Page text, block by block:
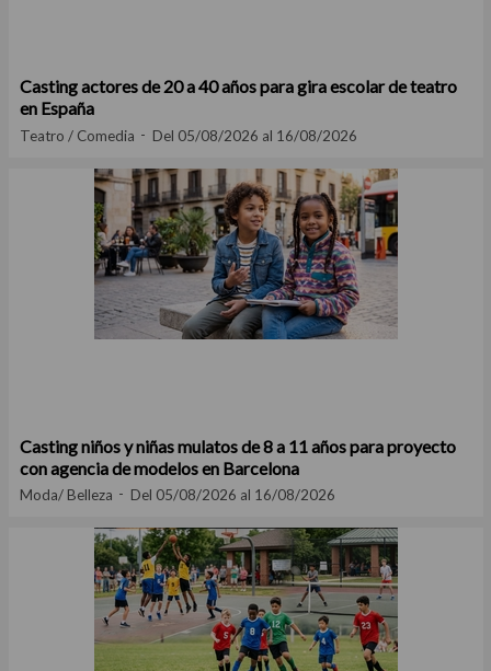
Casting actores de 20 a 40 años para gira escolar de teatro
en España
Teatro / Comedia Del 05/08/2026 al 16/08/2026
Casting niños y niñas mulatos de 8 a 11 años para proyecto
con agencia de modelos en Barcelona
Moda/ Belleza Del 05/08/2026 al 16/08/2026